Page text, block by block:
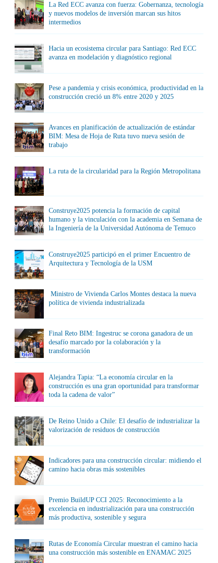
La Red ECC avanza con fuerza: Gobernanza, tecnología
y nuevos modelos de inversión marcan sus hitos
intermedios
Hacia un ecosistema circular para Santiago: Red ECC
avanza en modelación y diagnóstico regional
Pese a pandemia y crisis económica, productividad en la
construcción creció un 8% entre 2020 y 2025
Avances en planificación de actualización de estándar
BIM: Mesa de Hoja de Ruta tuvo nueva sesión de
trabajo
La ruta de la circularidad para la Región Metropolitana
Construye2025 potencia la formación de capital
humano y la vinculación con la academia en Semana de
la Ingeniería de la Universidad Autónoma de Temuco
Construye2025 participó en el primer Encuentro de
Arquitectura y Tecnología de la USM
Ministro de Vivienda Carlos Montes destaca la nueva
política de vivienda industrializada
Final Reto BIM: Ingestruc se corona ganadora de un
desafío marcado por la colaboración y la
transformación
Alejandra Tapia: “La economía circular en la
construcción es una gran oportunidad para transformar
toda la cadena de valor”
De Reino Unido a Chile: El desafío de industrializar la
valorización de residuos de construcción
Indicadores para una construcción circular: midiendo el
camino hacia obras más sostenibles
Premio BuildUP CCI 2025: Reconocimiento a la
excelencia en industrialización para una construcción
más productiva, sostenible y segura
Rutas de Economía Circular muestran el camino hacia
una construcción más sostenible en ENAMAC 2025